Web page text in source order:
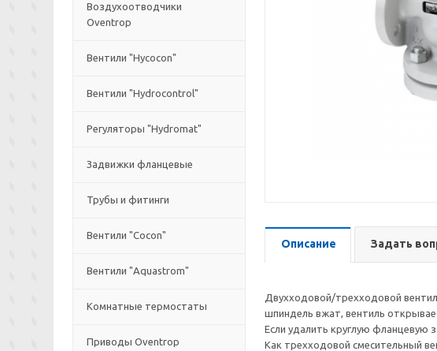
Воздухоотводчики
Oventrop
Вентили "Hycocon"
Вентили "Hydrocontrol"
Регуляторы "Hydromat"
Задвижки фланцевые
Трубы и фитинги
Вентили "Cocon"
Вентили "Aquastrom"
Комнатные термостаты
Приводы Oventrop
Описание Задать
Двухходовой/трехходовой
шпиндель вжат, вентиль
Если удалить круглую фланцевую
Как трехходовой смесительный